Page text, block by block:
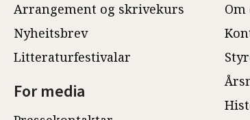
Arrangement og skrivekurs
Nyheitsbrev
Litteraturfestivalar
For media
Om